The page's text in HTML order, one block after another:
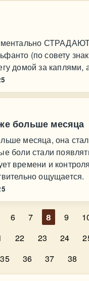
(по совету
домой за каплями,
больше месяца
месяца, она
боли стали
времени и
ощущается.
6 7 8 9
22 23 24
35 36 37 38